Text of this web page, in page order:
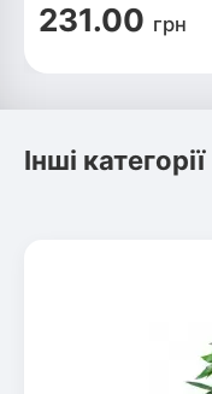
231.00 грн
Інші категорії